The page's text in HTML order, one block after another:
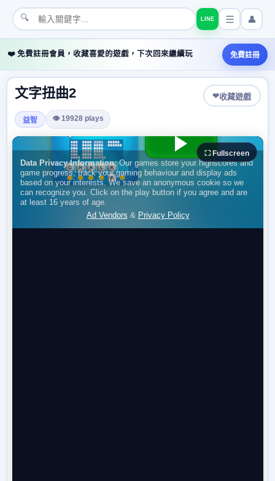
🔍 LINE 👤
❤️ 免費註冊會員，收藏喜愛的遊戲，下次回來繼續玩 免費註冊
文字扭曲2 ❤收藏遊戲
益智 👁 19928 plays
⛶ Fullscreen